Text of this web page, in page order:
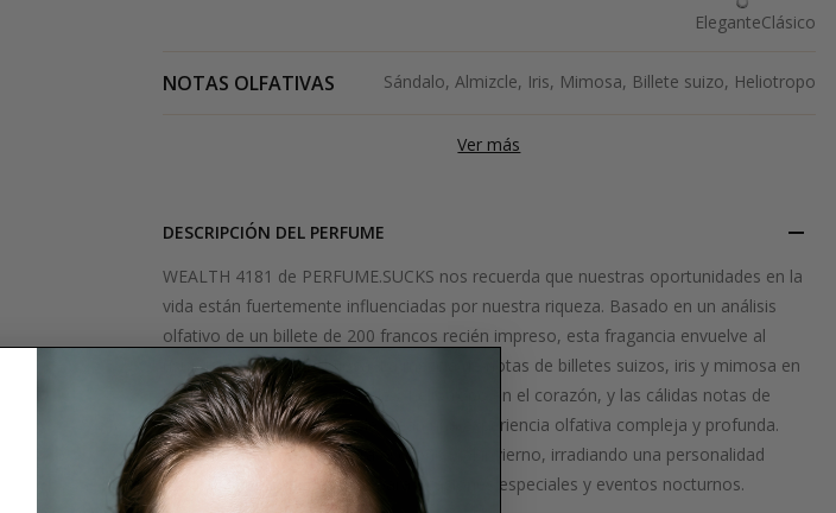
EleganteClásico
NOTAS OLFATIVAS Sándalo, Almizcle, Iris, Mimosa, Billete suizo, Heliotropo
Ver más
DESCRIPCIÓN DEL PERFUME
WEALTH 4181 de PERFUME.SUCKS nos recuerda que nuestras oportunidades en la
vida están fuertemente influenciadas por nuestra riqueza. Basado en un análisis
olfativo de un billete de 200 francos recién impreso, esta fragancia envuelve al
usuario en una nube lujosa. La mezcla de notas de billetes suizos, iris y mimosa en
la nota de salida, iris, almizcle y heliotropo en el corazón, y las cálidas notas de
fondo de sándalo y almizcle crean una experiencia olfativa compleja y profunda.
WEALTH 4181 es ideal para el otoño y el invierno, irradiando una personalidad
clásica y elegante, perfecta para ocasiones especiales y eventos nocturnos.